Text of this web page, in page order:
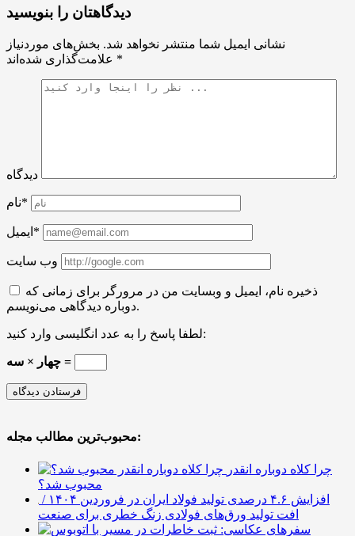
دیدگاهتان را بنویسید
نشانی ایمیل شما منتشر نخواهد شد. بخش‌های موردنیاز
*
دیدگاه
نام*
ایمیل*
وب سایت
ذخیره نام، ایمیل و وبسایت من در مرورگر برای زمانی که
دوباره دیدگاهی می‌نویسم.
لطفا پاسخ را به عدد انگلیسی وارد کنید:
چهار × سه =
محبوب‌ترین مطالب مجله:
چرا کلاه دوباره انقدر
محبوب شد؟
افزایش ۴.۶ درصدی تولید فولاد ایران در فروردین ۱۴۰۴ /
افت تولید ورق‌های فولادی زنگ خطری برای صنعت